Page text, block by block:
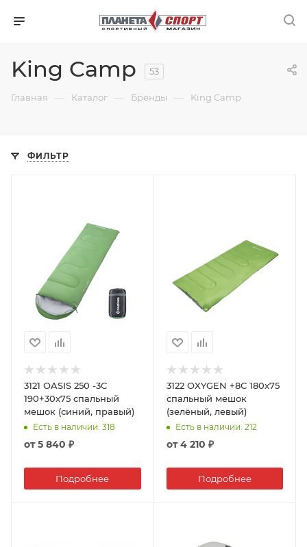
King Camp 53
Главная — Каталог — Бренды — King Camp
ФИЛЬТР
3121 OASIS 250 -3С
190+30x75 спальный
мешок (синий, правый)
Есть в наличии: 318
от5 840 ₽
Подробнее
3122 OXYGEN +8С 180x75
спальный мешок
(зелёный, левый)
Есть в наличии: 212
от4 210 ₽
Подробнее